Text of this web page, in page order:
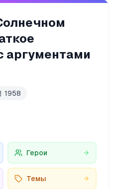
аргументами
1958
Герои
Темы